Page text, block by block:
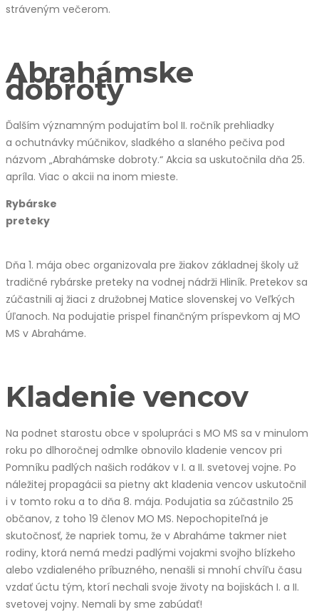
stráveným večerom.
Abrahámske
dobroty
Ďalším významným podujatím bol II. ročník prehliadky
a ochutnávky múčnikov, sladkého a slaného pečiva pod
názvom „Abrahámske dobroty.“ Akcia sa uskutočnila dňa 25.
apríla. Viac o akcii na inom mieste.
Rybárske
preteky
Dňa 1. mája obec organizovala pre žiakov základnej školy už
tradičné rybárske preteky na vodnej nádrži Hliník. Pretekov sa
zúčastnili aj žiaci z družobnej Matice slovenskej vo Veľkých
Úľanoch. Na podujatie prispel finančným príspevkom aj MO
MS v Abraháme.
Kladenie vencov
Na podnet starostu obce v spolupráci s MO MS sa v minulom
roku po dlhoročnej odmlke obnovilo kladenie vencov pri
Pomníku padlých našich rodákov v I. a II. svetovej vojne. Po
náležitej propagácii sa pietny akt kladenia vencov uskutočnil
i v tomto roku a to dňa 8. mája. Podujatia sa zúčastnilo 25
občanov, z toho 19 členov MO MS. Nepochopiteľná je
skutočnosť, že napriek tomu, že v Abraháme takmer niet
rodiny, ktorá nemá medzi padlými vojakmi svojho blízkeho
alebo vzdialeného príbuzného, nenašli si mnohí chvíľu času
vzdať úctu tým, ktorí nechali svoje životy na bojiskách I. a II.
svetovej vojny. Nemali by sme zabúdať!